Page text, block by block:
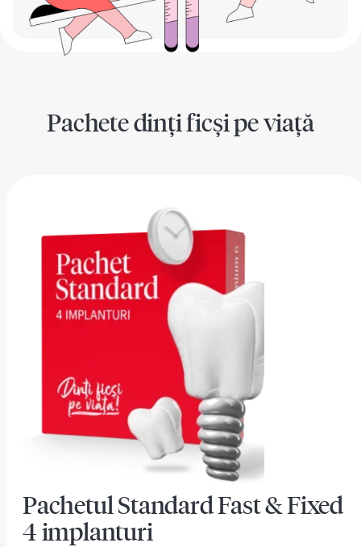
Pachete dinți ficși pe viață
Pachetul Standard Fast & Fixed
4 implanturi